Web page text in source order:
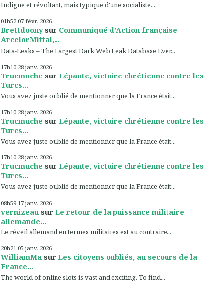
Indigne et révoltant, mais typique d'une socialiste....
01h52 07 févr. 2026
Brettdoonysur Communiqué d’Action française –
ArcelorMittal,...
Data-Leaks – The Largest Dark Web Leak Database Ever...
17h10 28 janv. 2026
Trucmuche sur Lépante, victoire chrétienne contre les
Turcs...
Vous avez juste oublié de mentionner que la France était...
17h10 28 janv. 2026
Trucmuche sur Lépante, victoire chrétienne contre les
Turcs...
Vous avez juste oublié de mentionner que la France était...
17h10 28 janv. 2026
Trucmuche sur Lépante, victoire chrétienne contre les
Turcs...
Vous avez juste oublié de mentionner que la France était...
08h59 17 janv. 2026
vernizeau sur Le retour de la puissance militaire
allemande...
Le réveil allemand en termes militaires est au contraire...
20h21 05 janv. 2026
WilliamMa sur Les citoyens oubliés, au secours de la
France...
The world of online slots is vast and exciting. To find...